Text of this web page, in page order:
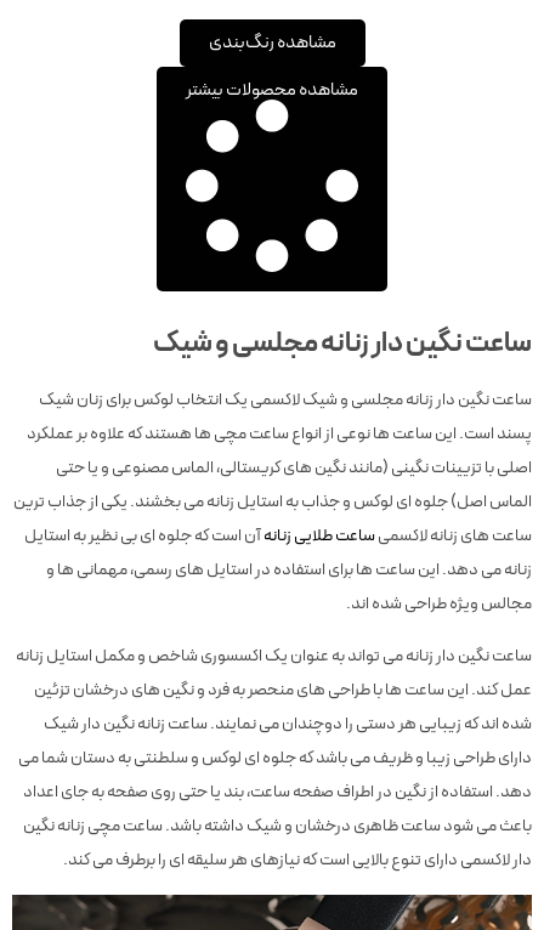
مشاهده رنگ‌بندی
مشاهده محصولات بیشتر
ساعت نگین دار زنانه مجلسی و شیک
ساعت نگین دار زنانه مجلسی و شیک لاکسمی یک انتخاب لوکس برای زنان شیک
پسند است. این ساعت ها نوعی از انواع ساعت مچی ها هستند که علاوه بر عملکرد
اصلی با تزیینات نگینی (مانند نگین های کریستالی، الماس مصنوعی و یا حتی
الماس اصل) جلوه ای لوکس و جذاب به استایل زنانه می بخشند. یکی از جذاب ترین
ساعت های زنانه لاکسمیساعت طلایی زنانهآن است که جلوه ای بی نظیر به استایل
زنانه می دهد. این ساعت ها برای استفاده در استایل های رسمی، مهمانی ها و
مجالس ویژه طراحی شده اند.
ساعت نگین دار زنانه می تواند به عنوان یک اکسسوری شاخص و مکمل استایل زنانه
عمل کند. این ساعت ها با طراحی های منحصر به فرد و نگین های درخشان تزئین
شده اند که زیبایی هر دستی را دوچندان می نمایند. ساعت زنانه نگین دار شیک
دارای طراحی زیبا و ظریف می باشد که جلوه ای لوکس و سلطنتی به دستان شما می
دهد. استفاده از نگین در اطراف صفحه ساعت، بند یا حتی روی صفحه به جای اعداد
باعث می شود ساعت ظاهری درخشان و شیک داشته باشد. ساعت مچی زنانه نگین
دار لاکسمی دارای تنوع بالایی است که نیازهای هر سلیقه ای را برطرف می کند.